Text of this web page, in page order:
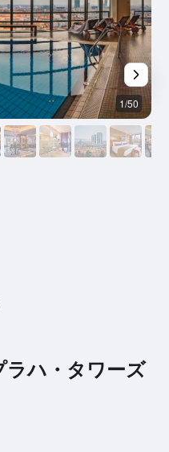
ハ・タワーズ
1/50